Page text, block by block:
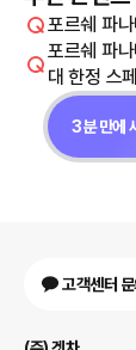
포르쉐 파
포르쉐 파
대 한정 스
3분 만에
고객센터 문